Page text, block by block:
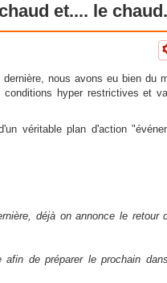
et.... le chaud.
nous avons eu bien du
hyper restrictives et
véritable plan d'action
déjà on annonce le retour
de préparer le prochain